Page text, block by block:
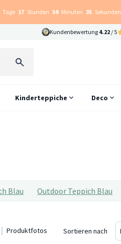
Tage 17 Stunden 59 Minuten 34 Sekunden
Kundenbewertung 4.22 / 5
Kinderteppiche Deco
Blau Outdoor Teppich Blau
Produktfotos Sortieren nach